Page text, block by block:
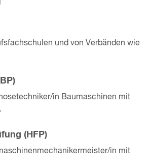
und von Verbänden wie
in Baumaschinen mit
(HFP)
in mit